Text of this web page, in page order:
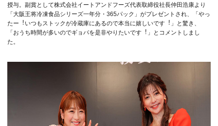
授与。副賞として株式会社イートアンドフーズ代表取締役社⻑仲⽥浩康より
「⼤阪王将冷凍⾷品シリーズ⼀年分・365パック」がプレゼントされ、「やっ
たー︕いつもストックが冷蔵庫にあるので本当に嬉しいです︕」と驚き、
「おうち時間が多いのでギョパを是⾮やりたいです︕」とコメントしまし
た。